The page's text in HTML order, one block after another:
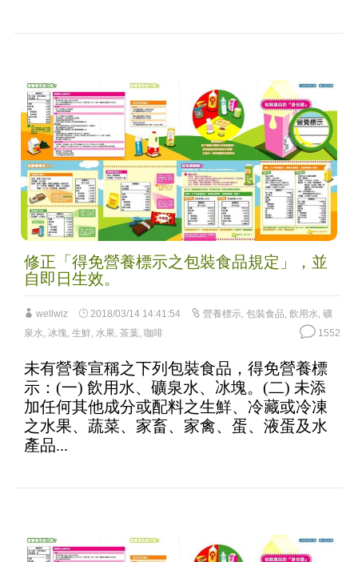
修正「得免營養標示之包裝食品規定」，並
自即日生效。
wellwiz 2018/03/14 14:41:54 營養標示, 包裝食品, 飲用水, 礦
泉水, 冰塊, 生鮮, 水果, 茶葉, 咖啡 1552
未有營養宣稱之下列包裝食品，得免營養標
示：(一) 飲用水、礦泉水、冰塊。(二) 未添
加任何其他成分或配料之生鮮、冷藏或冷凍
之水果、蔬菜、家畜、家禽、蛋、液蛋及水
產品...